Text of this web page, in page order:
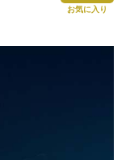
お気に入り